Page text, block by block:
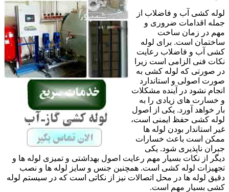
لوله کشی آب و فاضلاب از
جمله اقدامات ضروری و
مهم در زمان ساخت
ساختمان است. برای لوله
کشی آب و فاضلاب رعایت
نکات فنی الزامی است زیرا
در صورتی که لوله کشی به
صورت اصولی و استاندارد
انجام نشود در آینده مشکلات
و خسارت های زیادی را به
بار خواهد آورد. یکی از اصول
لوله کشی حفظ ایمنی است،
غیر استاندار بودن لوله ها
ممکن است باعث خسارات
جبران ناپذیری شود. یکی
دیگر از نکات بسیار مهم رعایت اصول بهداشتی و تمیزی لوله ها و
تجهیزات لوله کشی است. همچنین جنس و سایز لوله ها و نصب
دقیق لوله ها در محل اتصالات نیز از نکاتی است که در سیستم لوله
کشی بسیار مهم است.